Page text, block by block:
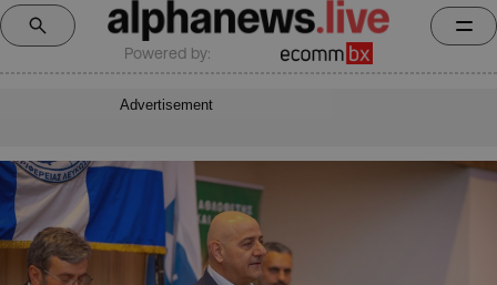
Powered by:
Advertisement